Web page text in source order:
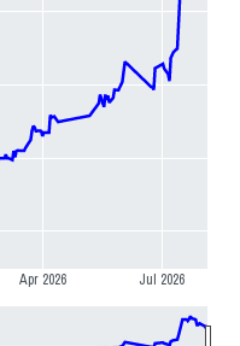
Apr 2026 Jul 2026